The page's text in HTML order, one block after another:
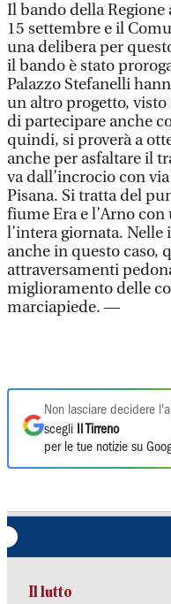
Il bando della Regione
15 settembre e il
una delibera per
il bando è stato
Palazzo Stefanelli
un altro progetto, visto
di partecipare anche
quindi, si proverà a
anche per asfaltare il
va dall’incrocio con
Pisana. Si tratta del
fiume Era e l’Arno
l’intera giornata. Nelle
anche in questo caso,
attraversamenti
miglioramento delle
marciapiede. —
Non lasciare decidere
scegli
Il Tirreno
per le tue notizie su
Il lutto